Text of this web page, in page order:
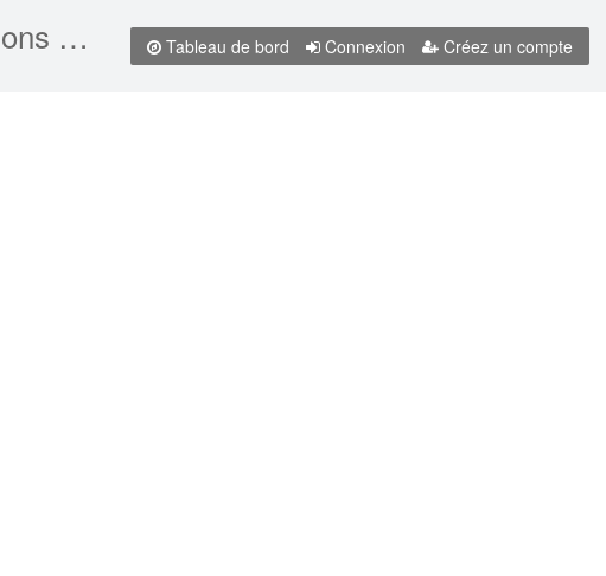
Tableau de bord Connexion Créez un compte
Loi sur l'accord définitif concernant les premières nations Maanulthes, LC 2009, c 18